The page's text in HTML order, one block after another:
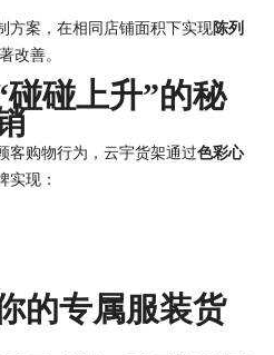
方案，在相同店铺面积下实现陈列
改善。
碰碰上升”的秘
客购物行为，云宇货架通过色彩心
实现：
的专属服装货